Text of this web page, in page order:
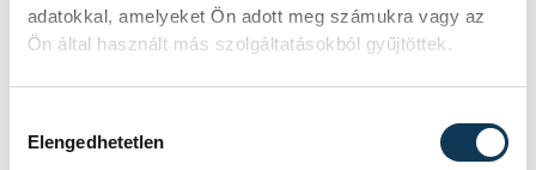
adatokkal, amelyeket Ön adott meg számukra vagy az
Ön által használt más szolgáltatásokból gyűjtöttek.
Elengedhetetlen
Papp Imre várkapitány a szálloda